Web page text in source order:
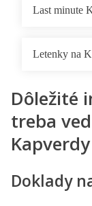
Last minute
Letenky na
Dôležité
treba
Kapverdy
Doklady